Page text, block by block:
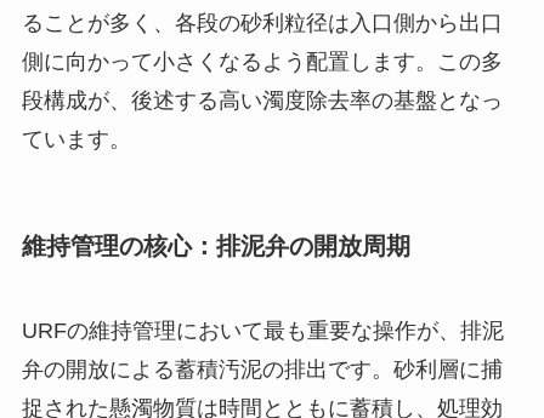
ることが多く、各段の砂利粒径は入口側から出口
側に向かって小さくなるよう配置します。この多
段構成が、後述する高い濁度除去率の基盤となっ
ています。
維持管理の核心：排泥弁の開放周期
URFの維持管理において最も重要な操作が、排泥
弁の開放による蓄積汚泥の排出です。砂利層に捕
捉された懸濁物質は時間とともに蓄積し、処理効